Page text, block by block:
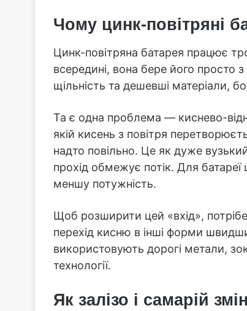
Чому цинк-повітряні
Цинк-повітряна батарея працює
всередині, вона бере його просто
щільність та дешевші матеріали,
Та є одна проблема — киснево-
якій кисень з повітря
надто повільно. Це як дуже
прохід обмежує потік. Для батареї
меншу потужність.
Щоб розширити цей «вхід»,
перехід кисню в інші форми
використовують дорогі метали,
технології.
Як залізо і самарій